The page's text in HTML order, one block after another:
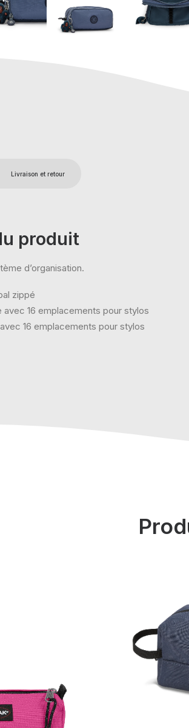
Livraison et retour
produit
d’organisation.
zippé
avec 16 emplacements pour stylos
16 emplacements pour stylos